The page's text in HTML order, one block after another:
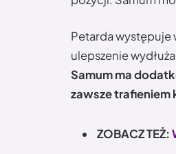
Petarda występuje
ulepszenie
Samum ma
zawsze trafieniem
ZOBACZ TEŻ: